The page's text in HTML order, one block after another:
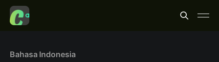
Bahasa Indonesia